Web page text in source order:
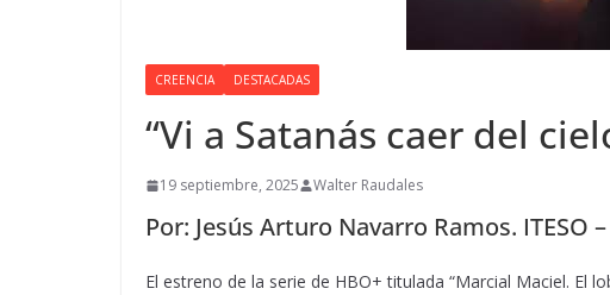
CREENCIA DESTACADAS
“Vi a Satanás caer del
19 septiembre, 2025 Walter Raudales
Por: Jesús Arturo Navarro Ramos. ITESO
El estreno de la serie de HBO+ titulada “Marcial Maciel. El